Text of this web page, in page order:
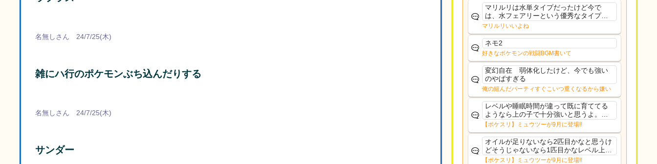
名無しさん 24/7/25(木)
雑にハ行のポケモンぶち込んだりする
名無しさん 24/7/25(木)
サンダー
ーいて芋の方が不安なんで1枚目にしよう
かなと思...
マリルリは水単タイプだったけど今で
は、水フェアリーという優秀なタイプだ
な、後特性力持ちって見た目と全然違う
な
マリルリいいよね
ネモ2
好きなポケモンの戦闘BGM書いて
変幻自在 弱体化したけど、今でも強い
のやばすぎる
俺の組んだパーティすぐこいつ重くなるから嫌い
レベルや睡眠時間が違って既に育ててる
ようなら上の子で十分強いと思うよ。ヒ
ーラーであれば常駐適正高いからおてぼ
欲しいけど、イワパはカレー週かサラダ
週の補助がメインだし、金種入れてるな
ら育て直す必要もない...
【ポケスリ】ミュウツーが9月に登場!!
オイルが足りないなら2匹目かなと思うけ
どそうじゃないなら1匹目かなレベル上げ
もしんどいし
【ポケスリ】ミュウツーが9月に登場!!